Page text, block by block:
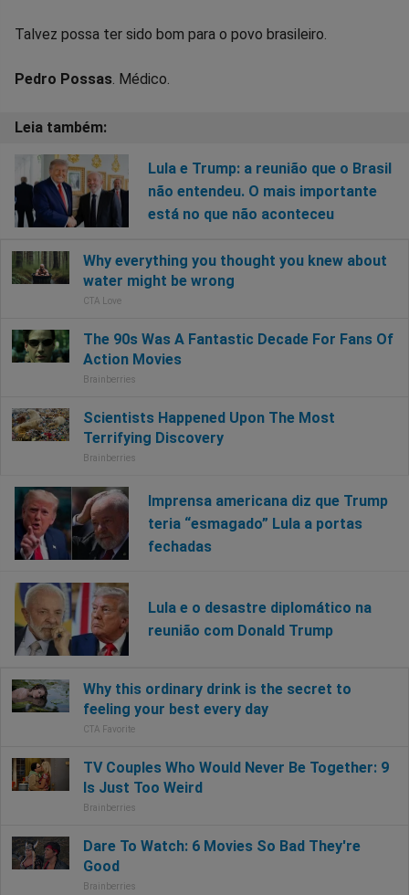
Talvez possa ter sido bom para o povo brasileiro.
Pedro Possas. Médico.
Lula e Trump: a reunião que o Brasil
não entendeu. O mais importante
está no que não aconteceu
Imprensa americana diz que Trump
teria “esmagado” Lula a portas
fechadas
Lula e o desastre diplomático na
reunião com Donald Trump